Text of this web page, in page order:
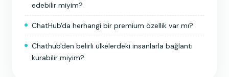
edebilir miyim?
ChatHub'da herhangi bir premium özellik var mı?
Chathub'den belirli ülkelerdeki insanlarla bağlantı
kurabilir miyim?